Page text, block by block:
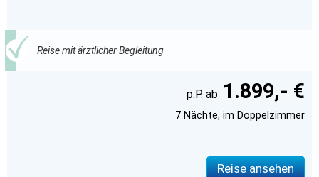
Reise mit ärztlicher Begleitung
1.899,- €
7 Nächte, im Doppelzimmer
Reise ansehen